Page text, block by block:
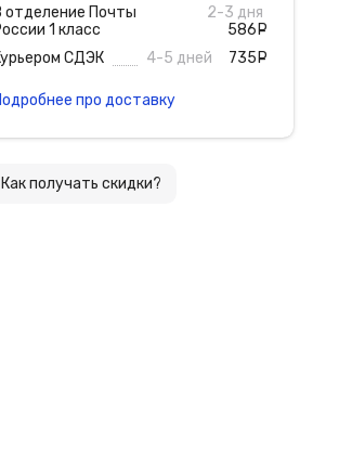
отделение Почты
1 класс
2-3 дня
586
СДЭК
4-5 дней 735
про доставку
Как получать скидки?